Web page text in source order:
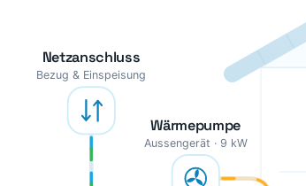
Netzanschluss
Bezug & Einspeisung
Wärmepumpe
Aussengerät · 9 kW